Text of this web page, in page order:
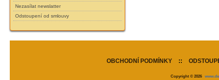
Nezasílat newslatter
Odstoupení od smlouvy
OBCHODNÍ PODMÍNKY ::
Copyright © 2026